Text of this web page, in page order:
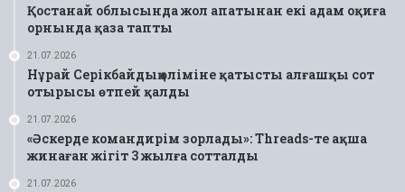
Қостанай облысында жол апатынан екі адам оқиға
орнында қаза тапты
21.07.2026
Нұрай Серікбайдың өліміне қатысты алғашқы сот
отырысы өтпей қалды
21.07.2026
«Әскерде командирім зорлады»: Threads-те ақша
жинаған жігіт 3 жылға сотталды
21.07.2026